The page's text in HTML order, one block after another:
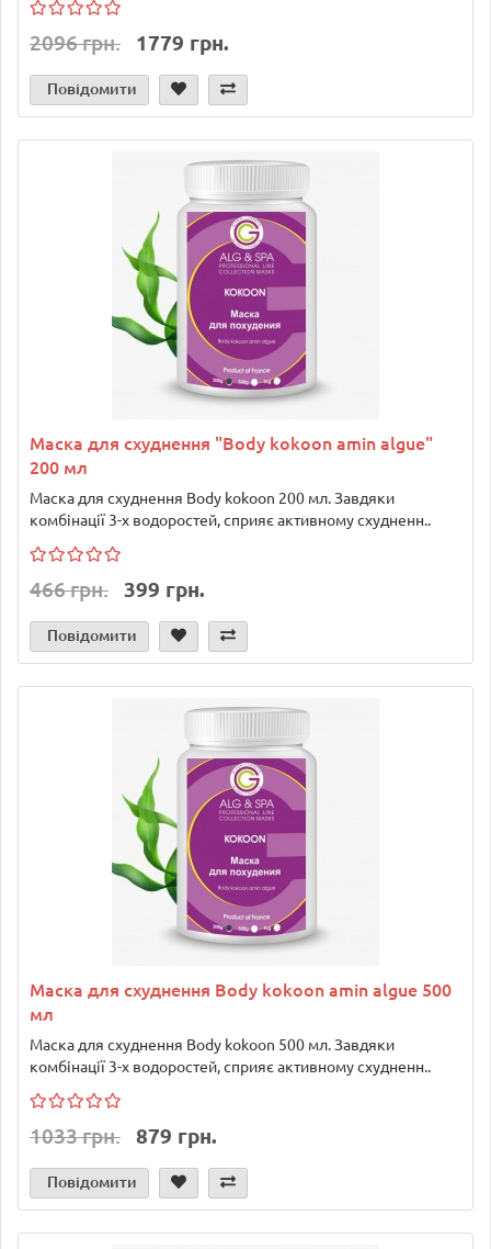
2096 грн. 1779 грн.
Повідомити
Маска для схуднення "Body kokoon amin algue"
200 мл
Маска для схуднення Body kokoon 200 мл. Завдяки
комбінації 3-х водоростей, сприяє активному схудненн..
466 грн. 399 грн.
Повідомити
Маска для схуднення Body kokoon amin algue 500
мл
Маска для схуднення Body kokoon 500 мл. Завдяки
комбінації 3-х водоростей, сприяє активному схудненн..
1033 грн. 879 грн.
Повідомити